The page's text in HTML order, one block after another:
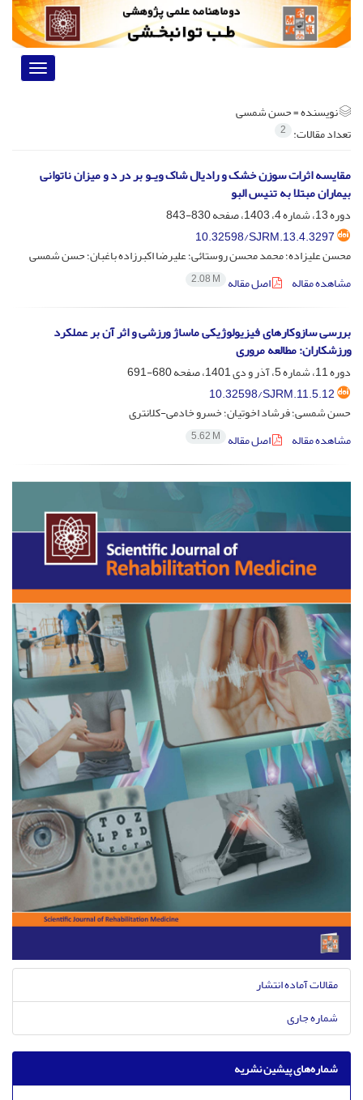
Toggle
نویسنده =حسن شمسی
تعداد مقالات: 2
مقایسه اثرات سوزن خشک و رادیال شاک ویـو بر در د و میزان ناتوانی
بیماران مبتلا به تنیس البو
دوره 13، شماره 4، 1403، صفحه
830-843
10.32598/SJRM.13.4.3297
محسن علیزاده؛ محمد محسن روستائی؛ علیرضا اکبرزاده باغبان؛ حسن شمسی
مشاهده مقاله
اصل مقاله 2.08 M
بررسی سازوکارهای فیزیولوژیکی ماساژ ورزشی و اثر آن بر عملکرد
ورزشکاران: مطالعه مروری
دوره 11، شماره 5، آذر و دی 1401، صفحه
680-691
10.32598/SJRM.11.5.12
حسن شمسی؛ فرشاد اخوتیان؛ خسرو خادمی-کلانتری
مشاهده مقاله
اصل مقاله 5.62 M
مقالات آماده انتشار
شماره جاری
شماره‌های پیشین نشریه